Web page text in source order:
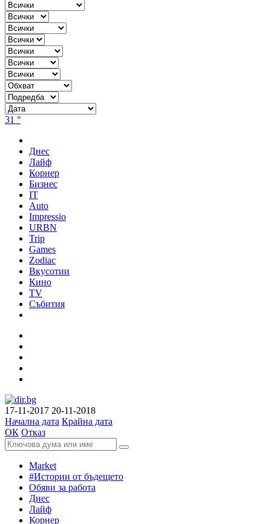
31 °
Днес
Лайф
Корнер
Бизнес
IT
Auto
Impressio
URBN
Trip
Games
Zodiac
Вкусотии
Кино
TV
Събития
17-11-2017 20-11-2018
Начална дата Крайна дата
ОК Отказ
Market
#Истории от бъдещето
Обяви за работа
Днес
Лайф
Корнер